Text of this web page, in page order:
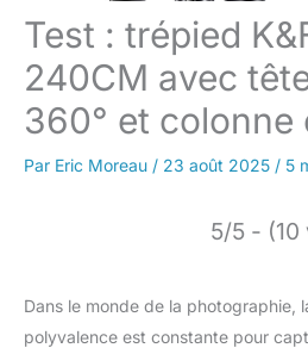
Test : trépied
240CM avec
360° et colonne
Par Eric Moreau / 23 août 2025 / 5
5/5 - (10
Dans le monde de la photographie,
polyvalence est constante pour